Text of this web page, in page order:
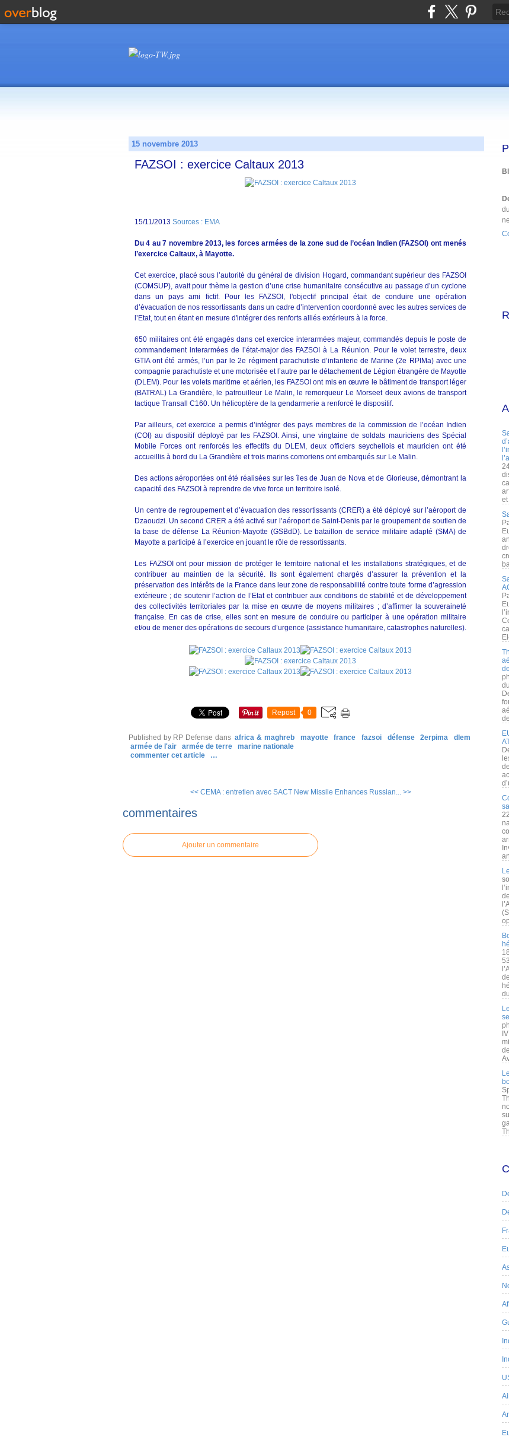
15 novembre 2013
FAZSOI : exercice Caltaux 2013
15/11/2013 Sources : EMA
Du 4 au 7 novembre 2013, les forces armées de la zone sud de l’océan Indien (FAZSOI) ont menés
l’exercice Caltaux, à Mayotte.
Cet exercice, placé sous l’autorité du général de division Hogard, commandant supérieur des FAZSOI
(COMSUP), avait pour thème la gestion d’une crise humanitaire consécutive au passage d’un cyclone
dans un pays ami fictif. Pour les FAZSOI, l'objectif principal était de conduire une opération
d’évacuation de nos ressortissants dans un cadre d’intervention coordonné avec les autres services de
l’Etat, tout en étant en mesure d'intégrer des renforts alliés extérieurs à la force.
650 militaires ont été engagés dans cet exercice interarmées majeur, commandés depuis le poste de
commandement interarmées de l’état-major des FAZSOI à La Réunion. Pour le volet terrestre, deux
GTIA ont été armés, l’un par le 2e régiment parachutiste d’infanterie de Marine (2e RPIMa) avec une
compagnie parachutiste et une motorisée et l’autre par le détachement de Légion étrangère de Mayotte
(DLEM). Pour les volets maritime et aérien, les FAZSOI ont mis en œuvre le bâtiment de transport léger
(BATRAL) La Grandière, le patrouilleur Le Malin, le remorqueur Le Morseet deux avions de transport
tactique Transall C160. Un hélicoptère de la gendarmerie a renforcé le dispositif.
Par ailleurs, cet exercice a permis d’intégrer des pays membres de la commission de l’océan Indien
(COI) au dispositif déployé par les FAZSOI. Ainsi, une vingtaine de soldats mauriciens des Spécial
Mobile Forces ont renforcés les effectifs du DLEM, deux officiers seychellois et mauricien ont été
accueillis à bord du La Grandière et trois marins comoriens ont embarqués sur Le Malin.
Des actions aéroportées ont été réalisées sur les îles de Juan de Nova et de Glorieuse, démontrant la
capacité des FAZSOI à reprendre de vive force un territoire isolé.
Un centre de regroupement et d’évacuation des ressortissants (CRER) a été déployé sur l’aéroport de
Dzaoudzi. Un second CRER a été activé sur l’aéroport de Saint-Denis par le groupement de soutien de
la base de défense La Réunion-Mayotte (GSBdD). Le bataillon de service militaire adapté (SMA) de
Mayotte a participé à l’exercice en jouant le rôle de ressortissants.
Les FAZSOI ont pour mission de protéger le territoire national et les installations stratégiques, et de
contribuer au maintien de la sécurité. Ils sont également chargés d’assurer la prévention et la
préservation des intérêts de la France dans leur zone de responsabilité contre toute forme d’agression
extérieure ; de soutenir l’action de l’Etat et contribuer aux conditions de stabilité et de développement
des collectivités territoriales par la mise en œuvre de moyens militaires ; d’affirmer la souveraineté
française. En cas de crise, elles sont en mesure de conduire ou participer à une opération militaire
et/ou de mener des opérations de secours d’urgence (assistance humanitaire, catastrophes naturelles).
Repost 0
Published by RP Defense dans africa & maghreb mayotte france fazsoi défense 2erpima
dlem
armée de l'air
armée de terre
marine nationale
commenter cet article
…
<< CEMA : entretien avec SACT New Missile Enhances Russian... >>
commentaires
Ajouter un commentaire